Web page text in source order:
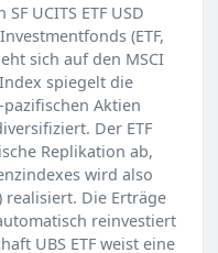
UCITS ETF USD
(ETF,
sich auf den MSCI
spiegelt die
Aktien
Der ETF
Replikation ab,
wird also
realisiert. Die Erträge
reinvestiert
UBS ETF weist eine